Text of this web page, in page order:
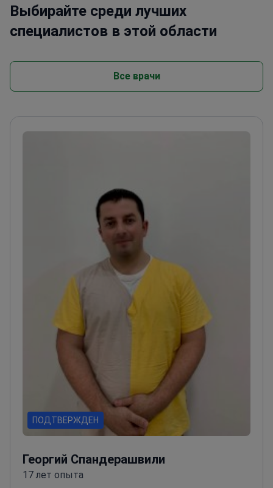
Выбирайте среди лучших
специалистов в этой области
Все врачи
ПОДТВЕРЖДЕН
Георгий Спандерашвили
17 лет опыта